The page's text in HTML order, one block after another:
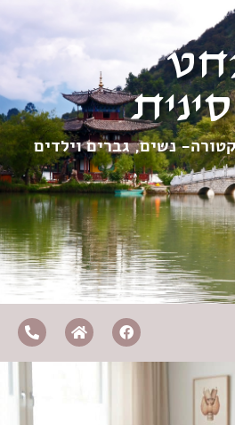
נשים, גברים וילדים